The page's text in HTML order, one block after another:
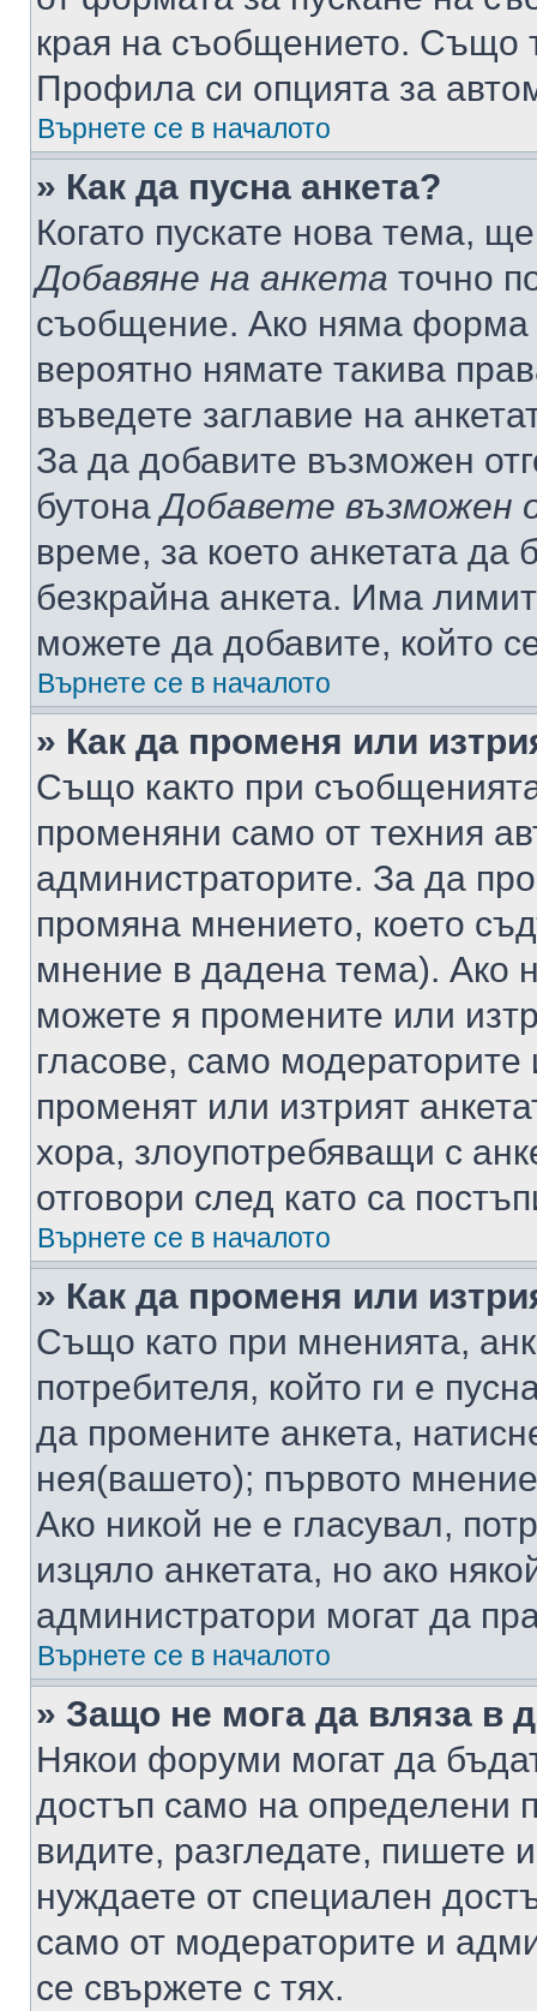
края на съобщението. Също
Профила си опцията за
Върнете се в началото
» Как да пусна анкета?
Когато пускате нова тема,
Добавяне на анкета точно
съобщение. Ако няма форма
вероятно нямате такива
въведете заглавие на
За да добавите възможен
бутонаДобавете възможен
време, за което анкетата да
безкрайна анкета. Има
можете да добавите, който
Върнете се в началото
» Как да променя или
Също както при
променяни само от техния
администраторите. За да
промяна мнението, което
мнение в дадена тема). Ако
можете я промените или
гласове, само
променят или изтрият
хора, злоупотребяващи с
отговори след като са
Върнете се в началото
» Как да променя или
Също като при мненията,
потребителя, който ги е
да промените анкета,
нея(вашето); първото
Ако никой не е гласувал,
изцяло анкетата, но ако
администратори могат да
Върнете се в началото
» Защо не мога да вляза в
Някои форуми могат да
достъп само на определени
видите, разгледате, пишете
нуждаете от специален
само от модераторите и
се свържете с тях.